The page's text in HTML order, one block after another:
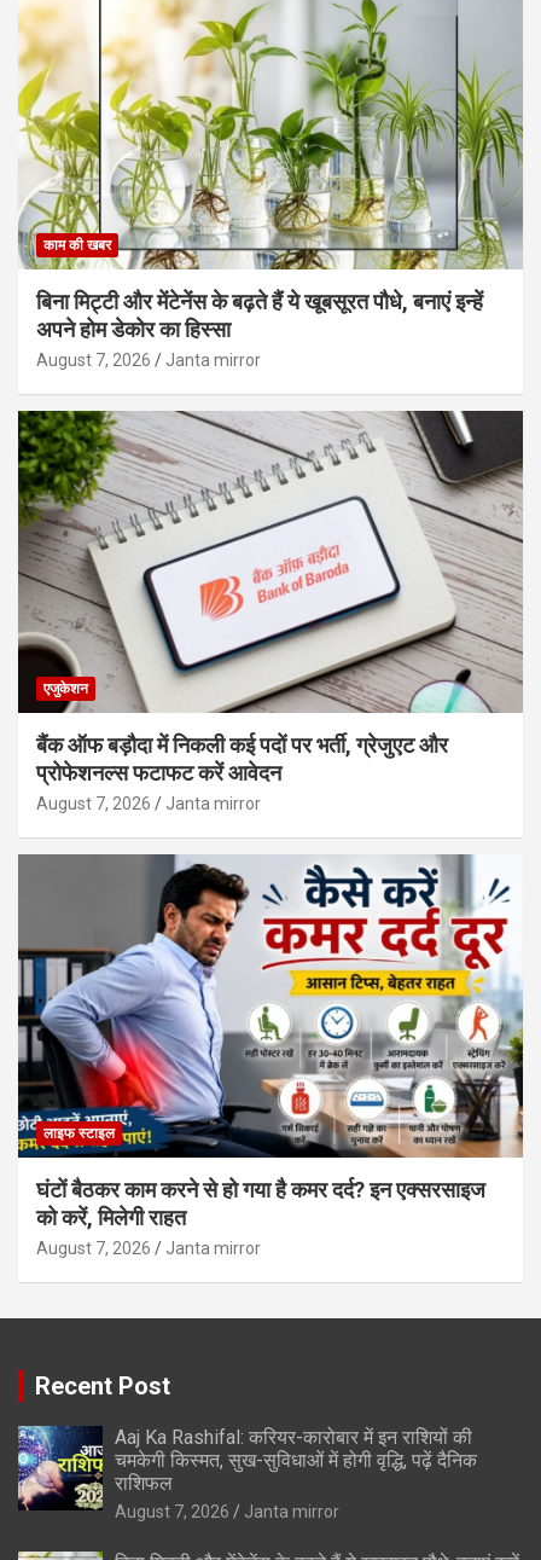
काम की खबर
बिना मिट्टी और मेंटेनेंस के बढ़ते हैं ये खूबसूरत पौधे, बनाएं इन्‍हें
अपने होम डेकोर का हिस्‍सा
August 7, 2026 Janta mirror
एजुकेशन
बैंक ऑफ बड़ौदा में निकली कई पदों पर भर्ती, ग्रेजुएट और
प्रोफेशनल्स फटाफट करें आवेदन
August 7, 2026 Janta mirror
लाइफ स्टाइल
घंटों बैठकर काम करने से हो गया है कमर दर्द? इन एक्सरसाइज
को करें, मिलेगी राहत
August 7, 2026 Janta mirror
Recent Post
Aaj Ka Rashifal: करियर-कारोबार में इन राशियों की
चमकेगी किस्मत, सुख-सुविधाओं में होगी वृद्धि, पढ़ें दैनिक
राशिफल
August 7, 2026 Janta mirror